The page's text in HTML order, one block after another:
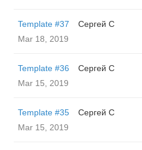
Template #37
Сергей С
Mar 18, 2019
Template #36
Сергей С
Mar 15, 2019
Template #35
Сергей С
Mar 15, 2019